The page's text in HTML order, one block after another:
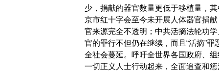
少，捐献的器官数量更低于移植量，其
京市红十字会至今未开展人体器官捐献
官来源完全不透明；中共活摘法轮功学
官的罪行不但仍在继续，而且“活摘”罪
全社会蔓延。呼吁全世界各国政府、组
一切正义人士行动起来，全面追查和惩